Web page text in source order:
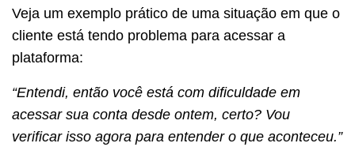
Veja um exemplo prático de uma situação em que o
cliente está tendo problema para acessar a
plataforma:
“Entendi, então você está com dificuldade em
acessar sua conta desde ontem, certo? Vou
verificar isso agora para entender o que aconteceu.”